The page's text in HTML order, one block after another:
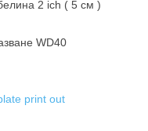
2 ich ( 5 см )
WD40
print out